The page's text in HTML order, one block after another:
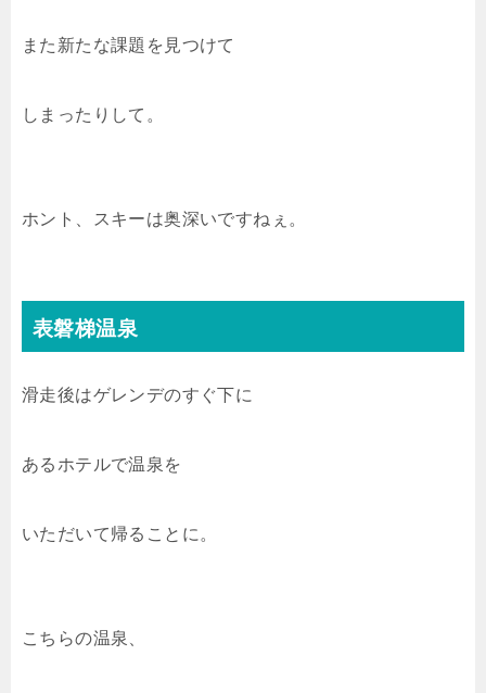
また新たな課題を見つけて
しまったりして。
ホント、スキーは奥深いですねぇ。
表磐梯温泉
滑走後はゲレンデのすぐ下に
あるホテルで温泉を
いただいて帰ることに。
こちらの温泉、